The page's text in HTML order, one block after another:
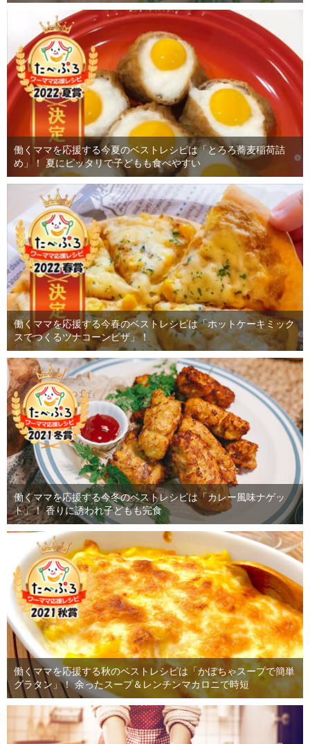
働くママを応援する今夏のベストレシピは「とろろ蕎麦稲荷詰
め」！ 夏にピッタリで子どもも食べやすい
働くママを応援する今春のベストレシピは「ホットケーキミック
スでつくるツナコーンピザ」！
働くママを応援する今冬のベストレシピは「カレー風味ナゲッ
ト」！ 香りに誘われ子どもも完食
働くママを応援する秋のベストレシピは「かぼちゃスープで簡単
グラタン」！ 余ったスープ＆レンチンマカロニで時短